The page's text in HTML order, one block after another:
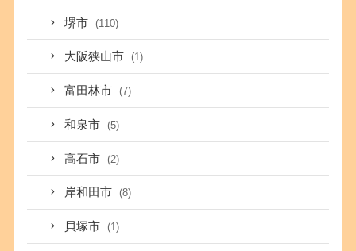
堺市 (110)
大阪狭山市 (1)
富田林市 (7)
和泉市 (5)
高石市 (2)
岸和田市 (8)
貝塚市 (1)